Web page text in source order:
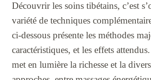
Découvrir les soins tibétains, c’est
variété de techniques
ci-dessous présente les méthodes
caractéristiques, et les effets
met en lumière la richesse et la